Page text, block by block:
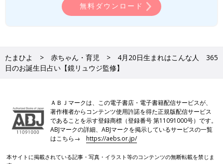
無料ダウンロード
たまひよ 赤ちゃん・育児
4月20日生まれはこんな人 365
日のお誕生日占い【鏡リュウジ監修】
ＡＢＪマークは、この電子書店・電子書籍配信サービスが、
著作権者からコンテンツ使用許諾を得た正規版配信サービス
であることを示す登録商標（登録番号 第11091000号）です。
ABJマークの詳細、ABJマークを掲示しているサービスの一覧
はこちら→https://aebs.or.jp/
本サイトに掲載されている記事・写真・イラスト等のコンテンツの無断転載を禁じま